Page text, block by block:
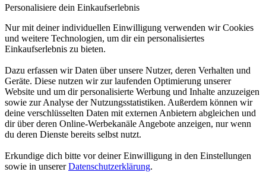
Personalisiere dein Einkaufserlebnis
Nur mit deiner individuellen Einwilligung verwenden wir Cookies
und weitere Technologien, um dir ein personalisiertes
Einkaufserlebnis zu bieten.
Dazu erfassen wir Daten über unsere Nutzer, deren Verhalten und
Geräte. Diese nutzen wir zur laufenden Optimierung unserer
Website und um dir personalisierte Werbung und Inhalte anzuzeigen
sowie zur Analyse der Nutzungsstatistiken. Außerdem können wir
deine verschlüsselten Daten mit externen Anbietern abgleichen und
dir über deren Online-Werbekanäle Angebote anzeigen, nur wenn
du deren Dienste bereits selbst nutzt.
Erkundige dich bitte vor deiner Einwilligung in den Einstellungen
sowie in unsererDatenschutzerklärung.